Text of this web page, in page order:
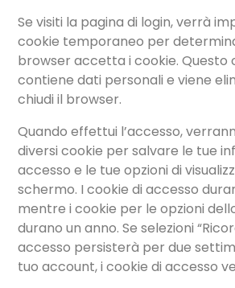
Se visiti la pagina di login, verrà
cookie temporaneo per
browser accetta i cookie. Questo
contiene dati personali e viene
chiudi il browser.
Quando effettui l’accesso,
diversi cookie per salvare le tue
accesso e le tue opzioni di
schermo. I cookie di accesso
mentre i cookie per le opzioni
durano un anno. Se selezioni
accesso persisterà per due
tuo account, i cookie di accesso